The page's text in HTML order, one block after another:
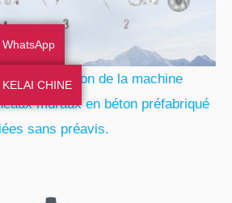
la conception de la machine
muraux en béton préfabriqué
sans préavis.
WhatsApp
KELAI CHINE